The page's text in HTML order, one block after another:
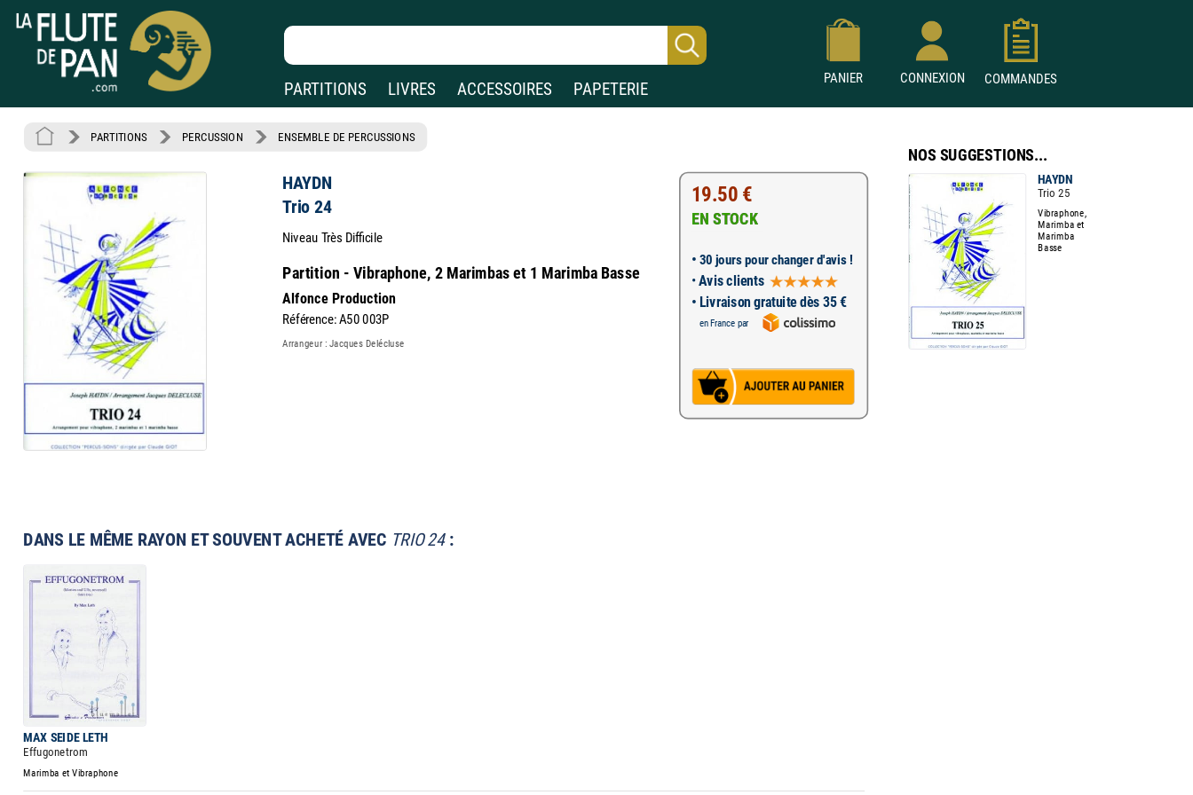
PARTITIONS LIVRES ACCESSOIRES PAPETERIE
PANIER CONNEXION COMMANDES
PARTITIONS PERCUSSION ENSEMBLE DE PERCUSSIONS
HAYDN
Trio 24
Niveau Très Difficile
Partition - Vibraphone, 2 Marimbas et 1 Marimba Basse
Alfonce Production
Référence: A50 003P
Arrangeur : Jacques Delécluse
19.50 €
EN STOCK
• 30 jours pour changer d'avis !
•Avis clients
• Livraison gratuite dès 35 €
en France par
DANS LE MÊME RAYON ET SOUVENT ACHETÉ AVEC TRIO 24:
MAX SEIDE LETH
Effugonetrom
Marimba et Vibraphone
NOS SUGGESTIONS...
HAYDN
Trio 25
Vibraphone,
Marimba et
Marimba
Basse